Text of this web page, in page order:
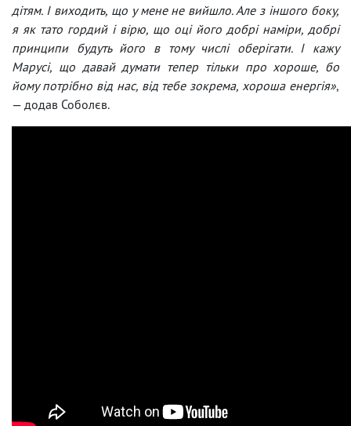
дітям. І виходить, що у мене не вийшло. Але з іншого боку,
я як тато гордий і вірю, що оці його добрі наміри, добрі
принципи будуть його в тому числі оберігати. І кажу
Марусі, що давай думати тепер тільки про хороше, бо
йому потрібно від нас, від тебе зокрема, хороша енергія»,
— додав Соболєв.